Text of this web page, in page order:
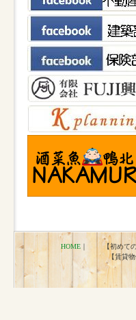
HOME｜ 【初めての
【賃貸物